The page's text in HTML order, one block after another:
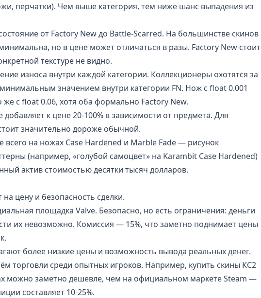
перчатки). Чем выше категория, тем ниже шанс выпадения из
от Factory New до Battle-Scarred. На большинстве скинов
но в цене может отличаться в разы. Factory New стоит
текстуре не видно.
износа внутри каждой категории. Коллекционеры охотятся за
значением внутри категории FN. Нож с float 0.001
с float 0.06, хотя оба формально Factory New.
добавляет к цене 20-100% в зависимости от предмета. Для
значительно дороже обычной.
на ножах Case Hardened и Marble Fade — рисунок
(например, «голубой самоцвет» на Karambit Case Hardened)
актив стоимостью десятки тысяч долларов.
цену и безопасность сделки.
площадка Valve. Безопасно, но есть ограничения: деньги
их невозможно. Комиссия — 15%, что заметно поднимает цены
более низкие цены и возможность вывода реальных денег.
торговли среди опытных игроков. Например, купить скины КС2
можно заметно дешевле, чем на официальном маркете Steam —
составляет 10-25%.